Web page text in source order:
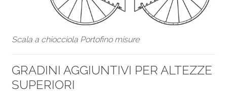
Scala a chiocciola Portofino misure
GRADINI AGGIUNTIVI PER ALTEZZE
SUPERIORI